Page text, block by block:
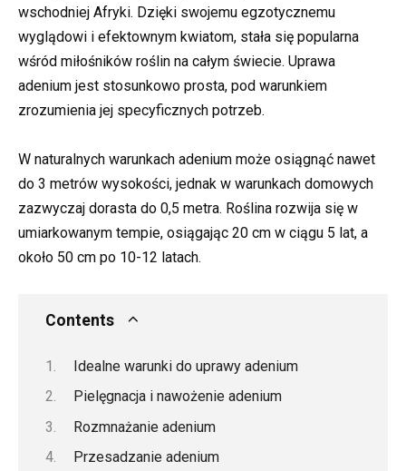
wschodniej Afryki. Dzięki swojemu egzotycznemu
wyglądowi i efektownym kwiatom, stała się popularna
wśród miłośników roślin na całym świecie. Uprawa
adenium jest stosunkowo prosta, pod warunkiem
zrozumienia jej specyficznych potrzeb.
W naturalnych warunkach adenium może osiągnąć nawet
do 3 metrów wysokości, jednak w warunkach domowych
zazwyczaj dorasta do 0,5 metra. Roślina rozwija się w
umiarkowanym tempie, osiągając 20 cm w ciągu 5 lat, a
około 50 cm po 10-12 latach.
Contents
Idealne warunki do uprawy adenium
Pielęgnacja i nawożenie adenium
Rozmnażanie adenium
Przesadzanie adenium